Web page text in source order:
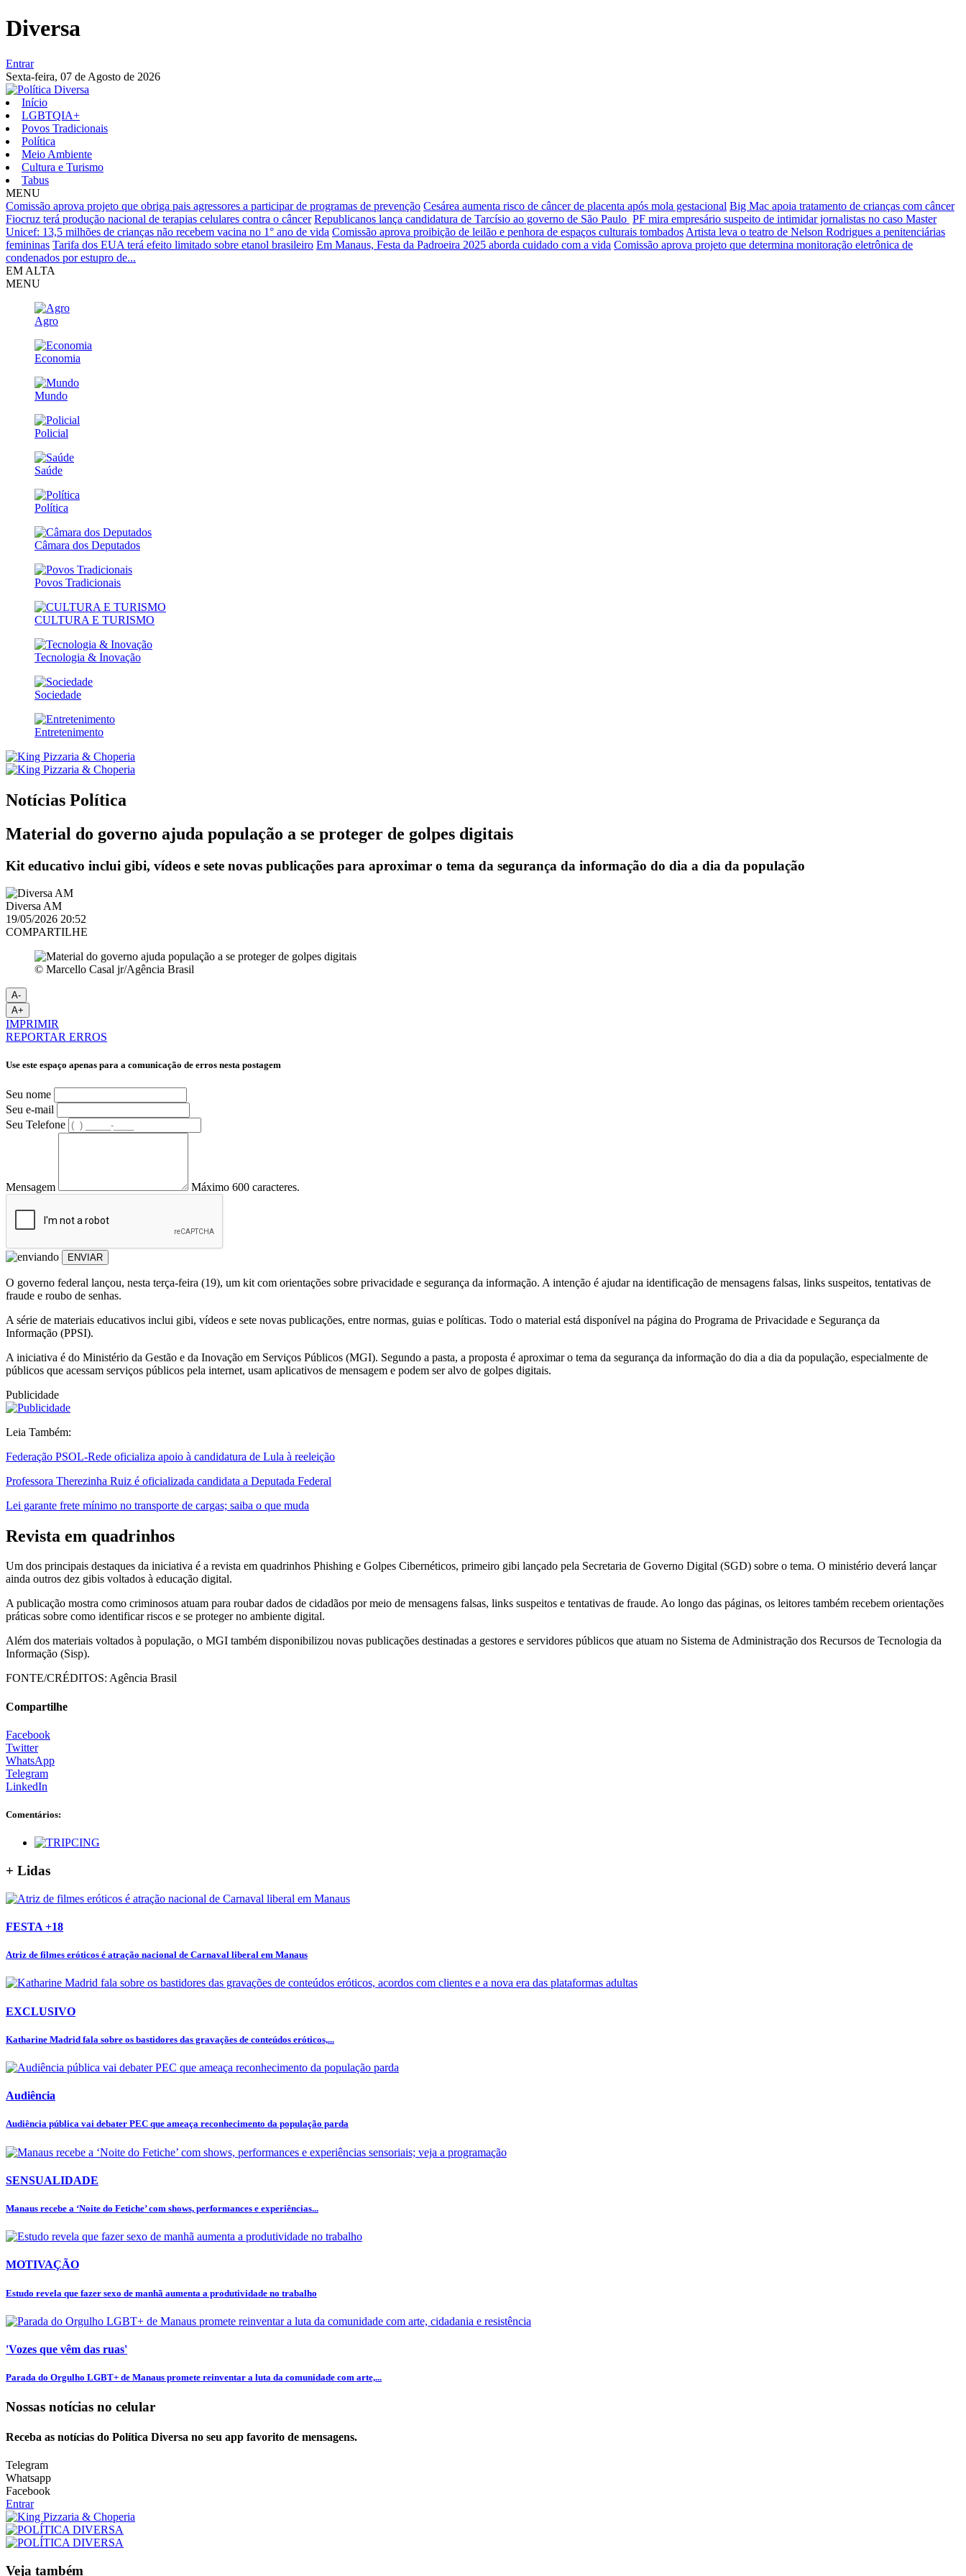
Diversa
Entrar
Sexta-feira, 07 de Agosto de 2026
Início
LGBTQIA+
Povos Tradicionais
Política
Meio Ambiente
Cultura e Turismo
Tabus
MENU
Comissão aprova projeto que obriga pais agressores a participar de programas de prevenção Cesárea aumenta risco de câncer de placenta após mola gestacional Big Mac apoia tratamento de crianças com câncer
Fiocruz terá produção nacional de terapias celulares contra o câncer Republicanos lança candidatura de Tarcísio ao governo de São Paulo PF mira empresário suspeito de intimidar jornalistas no caso Master
Unicef: 13,5 milhões de crianças não recebem vacina no 1° ano de vida Comissão aprova proibição de leilão e penhora de espaços culturais tombados Artista leva o teatro de Nelson Rodrigues a penitenciárias
femininas Tarifa dos EUA terá efeito limitado sobre etanol brasileiro Em Manaus, Festa da Padroeira 2025 aborda cuidado com a vida Comissão aprova projeto que determina monitoração eletrônica de
condenados por estupro de...
EM ALTA
MENU
Agro
Economia
Mundo
Policial
Saúde
Política
Câmara dos Deputados
Povos Tradicionais
CULTURA E TURISMO
Tecnologia & Inovação
Sociedade
Entretenimento
Notícias Política
Material do governo ajuda população a se proteger de golpes digitais
Kit educativo inclui gibi, vídeos e sete novas publicações para aproximar o tema da segurança da informação do dia a dia da população
Diversa AM
19/05/2026 20:52
COMPARTILHE
© Marcello Casal jr/Agência Brasil
A-
A+
IMPRIMIR
REPORTAR ERROS
Use este espaço apenas para a comunicação de erros nesta postagem
Seu nome
Seu e-mail
Seu Telefone
Mensagem Máximo 600 caracteres.
ENVIAR
O governo federal lançou, nesta terça-feira (19), um kit com orientações sobre privacidade e segurança da informação. A intenção é ajudar na identificação de mensagens falsas, links suspeitos, tentativas de
fraude e roubo de senhas.
A série de materiais educativos inclui gibi, vídeos e sete novas publicações, entre normas, guias e políticas. Todo o material está disponível na página do Programa de Privacidade e Segurança da
Informação (PPSI).
A iniciativa é do Ministério da Gestão e da Inovação em Serviços Públicos (MGI). Segundo a pasta, a proposta é aproximar o tema da segurança da informação do dia a dia da população, especialmente de
públicos que acessam serviços públicos pela internet, usam aplicativos de mensagem e podem ser alvo de golpes digitais.
Publicidade
Leia Também:
Federação PSOL-Rede oficializa apoio à candidatura de Lula à reeleição
Professora Therezinha Ruiz é oficializada candidata a Deputada Federal
Lei garante frete mínimo no transporte de cargas; saiba o que muda
Revista em quadrinhos
Um dos principais destaques da iniciativa é a revista em quadrinhos Phishing e Golpes Cibernéticos, primeiro gibi lançado pela Secretaria de Governo Digital (SGD) sobre o tema. O ministério deverá lançar
ainda outros dez gibis voltados à educação digital.
A publicação mostra como criminosos atuam para roubar dados de cidadãos por meio de mensagens falsas, links suspeitos e tentativas de fraude. Ao longo das páginas, os leitores também recebem orientações
práticas sobre como identificar riscos e se proteger no ambiente digital.
Além dos materiais voltados à população, o MGI também disponibilizou novas publicações destinadas a gestores e servidores públicos que atuam no Sistema de Administração dos Recursos de Tecnologia da
Informação (Sisp).
FONTE/CRÉDITOS: Agência Brasil
Compartilhe
Facebook
Twitter
WhatsApp
Telegram
LinkedIn
Comentários:
+ Lidas
FESTA +18
Atriz de filmes eróticos é atração nacional de Carnaval liberal em Manaus
EXCLUSIVO
Katharine Madrid fala sobre os bastidores das gravações de conteúdos eróticos,...
Audiência
Audiência pública vai debater PEC que ameaça reconhecimento da população parda
SENSUALIDADE
Manaus recebe a ‘Noite do Fetiche’ com shows, performances e experiências...
MOTIVAÇÃO
Estudo revela que fazer sexo de manhã aumenta a produtividade no trabalho
'Vozes que vêm das ruas'
Parada do Orgulho LGBT+ de Manaus promete reinventar a luta da comunidade com arte,...
Nossas notícias no celular
Receba as notícias do Política Diversa no seu app favorito de mensagens.
Telegram
Whatsapp
Facebook
Entrar
Veja também